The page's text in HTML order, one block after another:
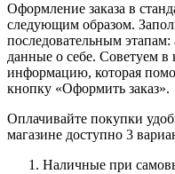
Оформление заказа в
следующим образом.
последовательным этапам:
данные о себе. Советуем в
информацию, которая
кнопку «Оформить заказ».
Оплачивайте покупки
магазине доступно 3
Наличные при